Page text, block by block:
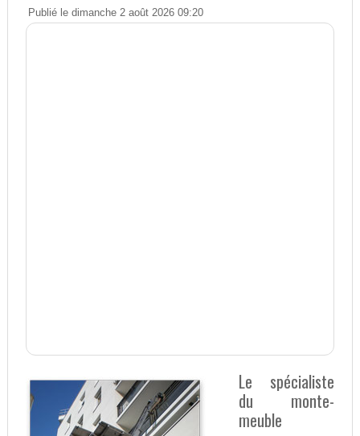
Publié le dimanche 2 août 2026 09:20
Le spécialiste
du monte-
meuble